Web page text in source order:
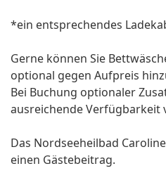
*ein entsprechendes
Gerne können Sie
optional gegen Aufpreis
Bei Buchung optionaler
ausreichende Verfügbarkeit
Das Nordseeheilbad
einen Gästebeitrag.